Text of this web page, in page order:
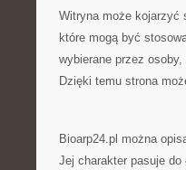
Witryna może kojarzyć
które mogą być
wybierane przez
Dzięki temu strona
Bioarp24.pl można
Jej charakter pasuje do